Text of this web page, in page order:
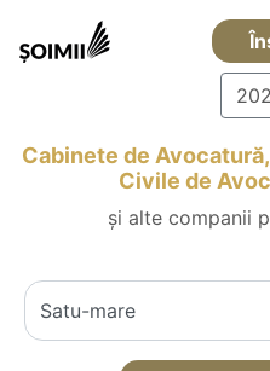
Cabinete de
Civile de
și alte companii